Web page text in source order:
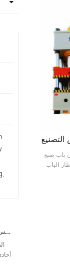
مكبس ثني هيدروليكي صغير WD67K 30T-1000 ثنائي/ثلاثي المحاور CNC
باب صنع
الباب